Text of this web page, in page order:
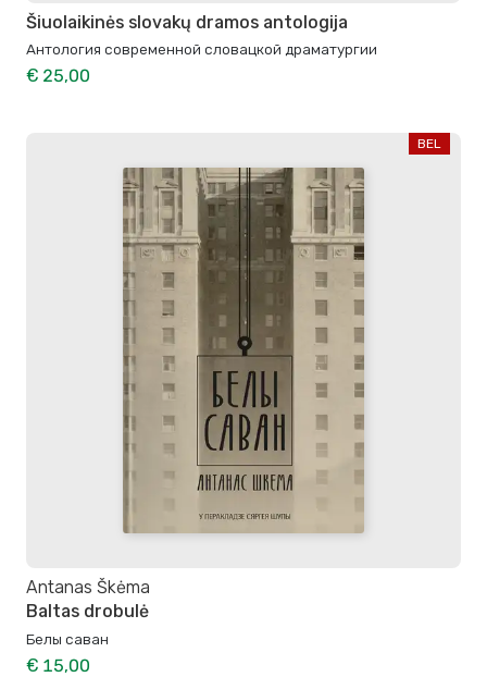
Šiuolaikinės slovakų dramos antologija
Антология современной словацкой драматургии
€ 25,00
BEL
Antanas Škėma
Baltas drobulė
Белы саван
€ 15,00